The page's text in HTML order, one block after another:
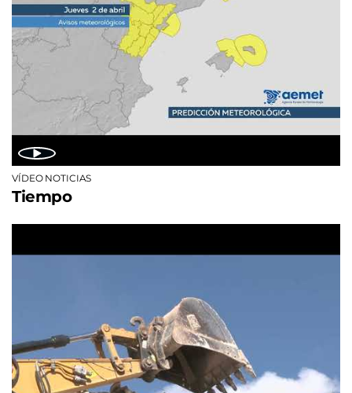
VÍDEO NOTICIAS
Tiempo